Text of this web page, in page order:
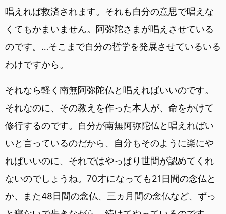
唱えれば救済されます。それも自分の意思で唱えな
くてもかまいません。阿弥陀さまが唱えさせている
のです。…そこまで自分の哲学を発展させているいる
わけですから。
それなら軽く南無阿弥陀仏と唱えればいいのです。
それなのに、その教えを作った本人が、命をかけて
修行するのです。自分が南無阿弥陀仏と唱えればい
いと言っているのだから、自分もそのように楽にや
ればいいのに、それではやっぱり世間が認めてくれ
ないのでしょうね。70才になっても21日間の念仏と
か、また48日間の念仏、三ヵ月間の念仏など、ずっ